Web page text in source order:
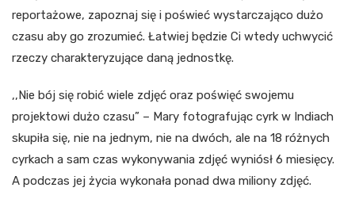
reportażowe, zapoznaj się i poświeć wystarczająco dużo
czasu aby go zrozumieć. Łatwiej będzie Ci wtedy uchwycić
rzeczy charakteryzujące daną jednostkę.
,,Nie bój się robić wiele zdjęć oraz poświęć swojemu
projektowi dużo czasu” – Mary fotografując cyrk w Indiach
skupiła się, nie na jednym, nie na dwóch, ale na 18 różnych
cyrkach a sam czas wykonywania zdjęć wyniósł 6 miesięcy.
A podczas jej życia wykonała ponad dwa miliony zdjęć.